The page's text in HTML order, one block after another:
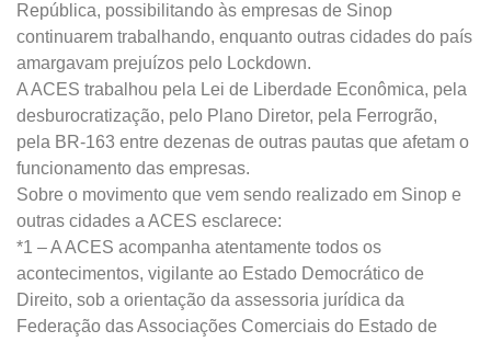
República, possibilitando às empresas de Sinop
continuarem trabalhando, enquanto outras cidades do país
amargavam prejuízos pelo Lockdown.
A ACES trabalhou pela Lei de Liberdade Econômica, pela
desburocratização, pelo Plano Diretor, pela Ferrogrão,
pela BR-163 entre dezenas de outras pautas que afetam o
funcionamento das empresas.
Sobre o movimento que vem sendo realizado em Sinop e
outras cidades a ACES esclarece:
*1 – A ACES acompanha atentamente todos os
acontecimentos, vigilante ao Estado Democrático de
Direito, sob a orientação da assessoria jurídica da
Federação das Associações Comerciais do Estado de